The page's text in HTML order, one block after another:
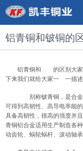
铝青铜和铍铜的
铝青铜和 铍铜的区别大
下来我们就给大家一 一描述
别称铍青铜，是合
可得到高韧性、高导电率能
具备高韧性，很高的强度并
青铜铝合金适用生产制造各
动齿轮、蜗轮蜗杆、滚动轴承